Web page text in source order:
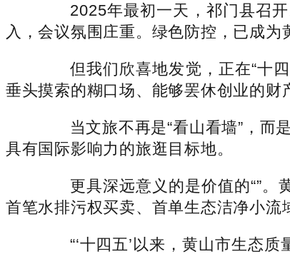
2025年最初一天，祁门县召开
入，会议氛围庄重。绿色防控，已成为
但我们欣喜地发觉，正在“十四
垂头摸索的糊口场、能够罢休创业的财
当文旅不再是“看山看墙”，而是
具有国际影响力的旅逛目标地。
更具深远意义的是价值的“”。
首笔水排污权买卖、首单生态洁净小流
“‘十四五’以来，黄山市生态质